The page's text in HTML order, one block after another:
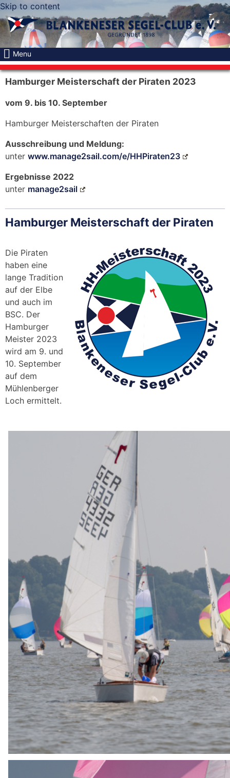
Skip to content
Menu
Hamburger Meisterschaft der Piraten
Die Piraten
haben eine
lange Tradition
auf der Elbe
und auch im
BSC. Der
Hamburger
Meister 2023
wird am 9. und
10. September
auf dem
Mühlenberger
Loch ermittelt.
Hamburger Meisterschaft der Piraten 2023
vom 9. bis 10. September
Hamburger Meisterschaften der Piraten
Ausschreibung und Meldung:
unter www.manage2sail.com/e/HHPiraten23
Ergebnisse 2022
unter manage2sail